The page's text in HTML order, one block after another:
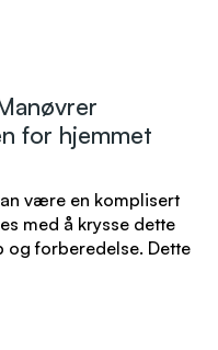
for hjemmet
være en komplisert
med å krysse dette
og forberedelse. Dette